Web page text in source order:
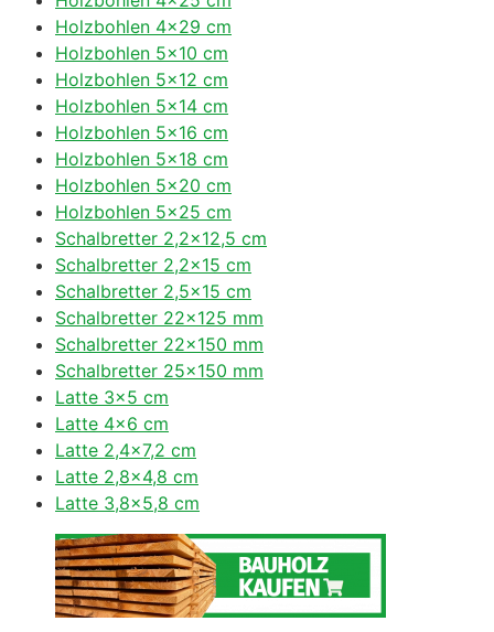
Holzbohlen 4×29 cm
Holzbohlen 5×10 cm
Holzbohlen 5×12 cm
Holzbohlen 5×14 cm
Holzbohlen 5×16 cm
Holzbohlen 5×18 cm
Holzbohlen 5×20 cm
Holzbohlen 5×25 cm
Schalbretter 2,2×12,5 cm
Schalbretter 2,2×15 cm
Schalbretter 2,5×15 cm
Schalbretter 22×125 mm
Schalbretter 22×150 mm
Schalbretter 25×150 mm
Latte 3×5 cm
Latte 4×6 cm
Latte 2,4×7,2 cm
Latte 2,8×4,8 cm
Latte 3,8×5,8 cm